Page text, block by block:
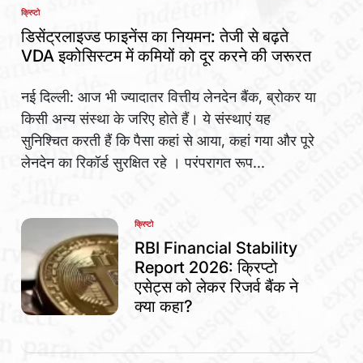
POSTED
IN
क्रिप्टो
डिसेंट्रलाइज्ड फाइनेंस का नियमन: तेजी से बढ़ते
VDA इकोसिस्टम में कमियों को दूर करने की जरूरत
नई दिल्ली: आज भी ज्यादातर वित्तीय लेनदेन बैंक, ब्रोकर या
किसी अन्य संस्था के जरिए होते हैं। ये संस्थाएं यह
सुनिश्चित करती हैं कि पैसा कहां से आया, कहां गया और पूरे
लेनदेन का रिकॉर्ड सुरक्षित रहे । परंपरागत रूप...
POSTED
IN
क्रिप्टो
RBI Financial Stability
Report 2026: क्रिप्टो
एसेट्स को लेकर रिजर्व बैंक ने
क्या कहा?